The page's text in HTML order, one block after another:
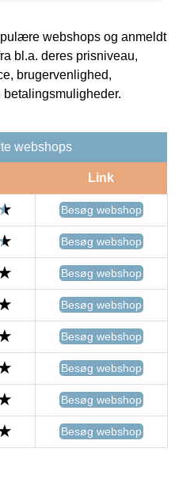
webshops og anmeldt
bl.a. deres prisniveau,
brugervenlighed,
betalingsmuligheder.
webshops
Link
Besøg webshop
Besøg webshop
Besøg webshop
Besøg webshop
Besøg webshop
Besøg webshop
Besøg webshop
Besøg webshop